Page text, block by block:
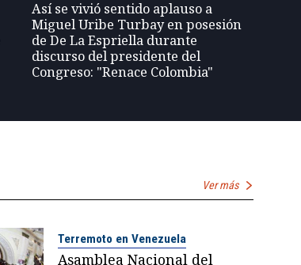
Así se vivió sentido aplauso a
Miguel Uribe Turbay en posesión
de De La Espriella durante
discurso del presidente del
Congreso: "Renace Colombia"
Ver más
Terremoto en Venezuela
Asamblea Nacional del